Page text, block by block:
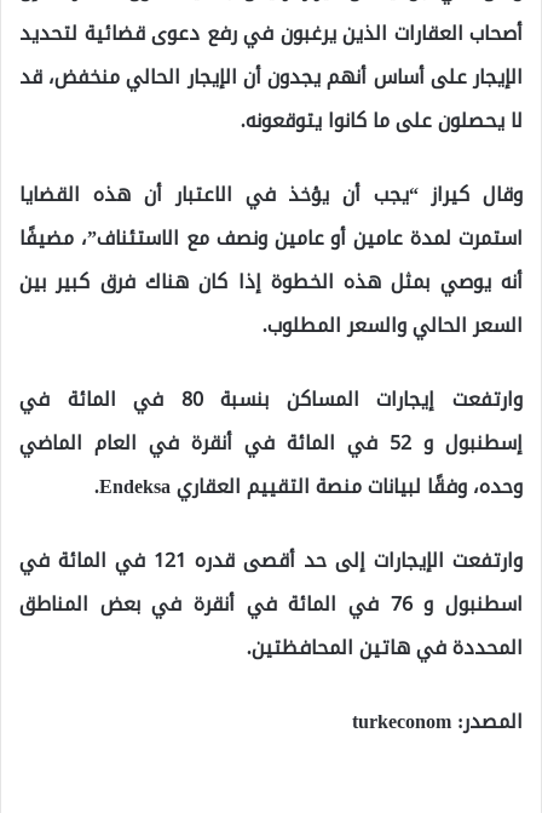
أصحاب العقارات الذين يرغبون في رفع دعوى قضائية لتحديد
الإيجار على أساس أنهم يجدون أن الإيجار الحالي منخفض، قد
لا يحصلون على ما كانوا يتوقعونه.
وقال كيراز “يجب أن يؤخذ في الاعتبار أن هذه القضايا
استمرت لمدة عامين أو عامين ونصف مع الاستئناف”، مضيفًا
أنه يوصي بمثل هذه الخطوة إذا كان هناك فرق كبير بين
السعر الحالي والسعر المطلوب.
وارتفعت إيجارات المساكن بنسبة 80 في المائة في
إسطنبول و 52 في المائة في أنقرة في العام الماضي
وحده، وفقًا لبيانات منصة التقييم العقاري Endeksa.
وارتفعت الإيجارات إلى حد أقصى قدره 121 في المائة في
اسطنبول و 76 في المائة في أنقرة في بعض المناطق
المحددة في هاتين المحافظتين.
المصدر: turkeconom